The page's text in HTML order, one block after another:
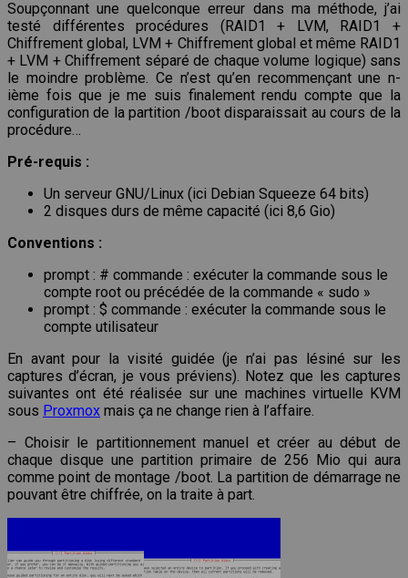
Soupçonnant une quelconque erreur dans ma méthode, j’ai
testé différentes procédures (RAID1 + LVM, RAID1 +
Chiffrement global, LVM + Chiffrement global et même RAID1
+ LVM + Chiffrement séparé de chaque volume logique) sans
le moindre problème. Ce n’est qu’en recommençant une n-
ième fois que je me suis finalement rendu compte que la
configuration de la partition /boot disparaissait au cours de la
procédure…
Pré-requis :
Un serveur GNU/Linux (ici Debian Squeeze 64 bits)
2 disques durs de même capacité (ici 8,6 Gio)
Conventions :
prompt : # commande : exécuter la commande sous le
compte root ou précédée de la commande « sudo »
prompt : $ commande : exécuter la commande sous le
compte utilisateur
En avant pour la visité guidée (je n’ai pas lésiné sur les
captures d’écran, je vous préviens). Notez que les captures
suivantes ont été réalisée sur une machines virtuelle KVM
sous Proxmox mais ça ne change rien à l’affaire.
– Choisir le partitionnement manuel et créer au début de
chaque disque une partition primaire de 256 Mio qui aura
comme point de montage /boot. La partition de démarrage ne
pouvant être chiffrée, on la traite à part.